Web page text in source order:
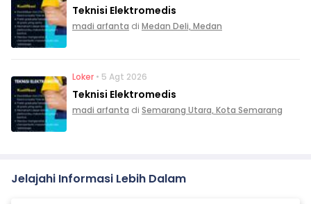
Teknisi Elektromedis
madi arfanta di Medan Deli, Medan
Loker • 5 Agt 2026
Teknisi Elektromedis
madi arfanta di Semarang Utara, Kota Semarang
Jelajahi Informasi Lebih Dalam